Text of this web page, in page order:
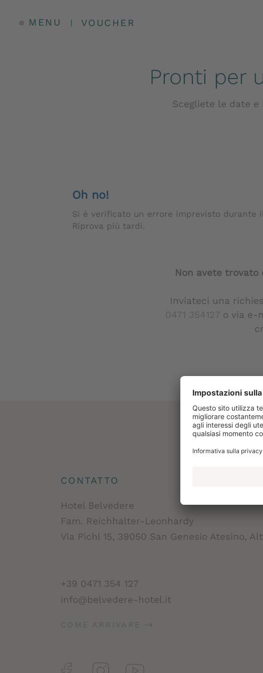
MENU VOUCHER
Pronti per
Scegliete le date
Oh no!
Si è verificato un errore imprevisto durante
Riprova più tardi.
Non avete
Inviateci una
0471 354127 o via e-
CONTATTO
Hotel Belvedere
Fam. Reichhalter-Leonhardy
Via Pichl 15, 39050 San Genesio Atesino,
+39 0471 354 127
info@belvedere-hotel.it
COME ARRIVARE